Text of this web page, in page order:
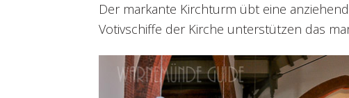
Der markante Kirchturm übt eine
Votivschiffe der Kirche unterstützen das